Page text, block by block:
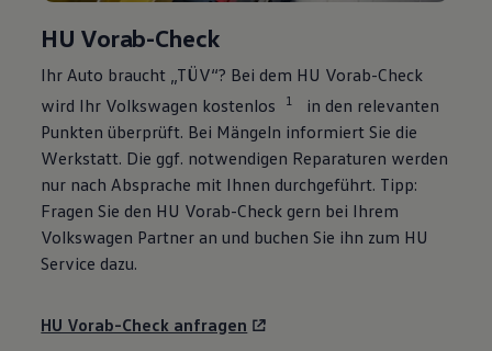
HU Vorab-Check
Ihr Auto braucht „TÜV“? Bei dem HU Vorab-Check
wird Ihr Volkswagen kostenlos 1
in den relevanten
Punkten überprüft. Bei Mängeln informiert Sie die
Werkstatt. Die ggf. notwendigen Reparaturen werden
nur nach Absprache mit Ihnen durchgeführt. Tipp:
Fragen Sie den HU Vorab-Check gern bei Ihrem
Volkswagen Partner an und buchen Sie ihn zum HU
Service dazu.
HU Vorab-Check anfragen